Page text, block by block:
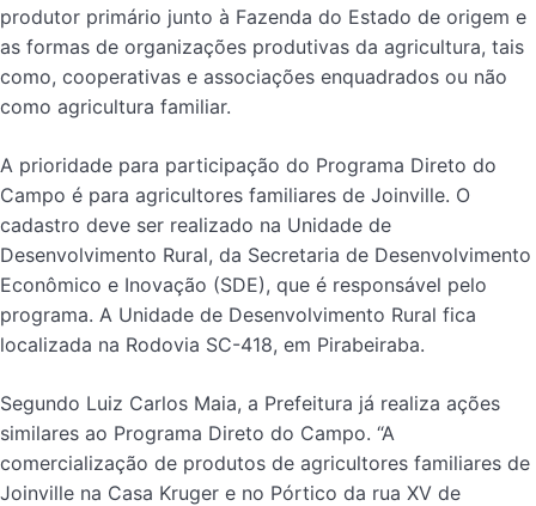
produtor primário junto à Fazenda do Estado de origem e
as formas de organizações produtivas da agricultura, tais
como, cooperativas e associações enquadrados ou não
como agricultura familiar.
A prioridade para participação do Programa Direto do
Campo é para agricultores familiares de Joinville. O
cadastro deve ser realizado na Unidade de
Desenvolvimento Rural, da Secretaria de Desenvolvimento
Econômico e Inovação (SDE), que é responsável pelo
programa. A Unidade de Desenvolvimento Rural fica
localizada na Rodovia SC-418, em Pirabeiraba.
Segundo Luiz Carlos Maia, a Prefeitura já realiza ações
similares ao Programa Direto do Campo. “A
comercialização de produtos de agricultores familiares de
Joinville na Casa Kruger e no Pórtico da rua XV de